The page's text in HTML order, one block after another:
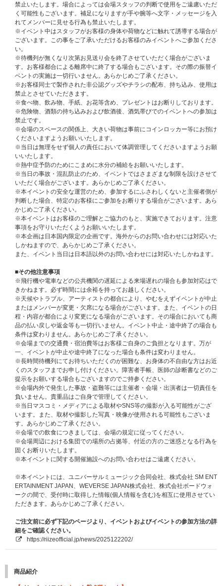
で登録し当選されても、お子様や別名義の方が参加することはできません。
＜応募注意事項＞
※UNIVERSAL MUSIC STOREでご購入の方は注文時にご登録いただいてい
る「会員情報」がご本人様情報になります。ご注文者様情報とお届け先の情
報が異なる場合はご注意ください。
※ご注文・ご登録の際に入力するお名前は＜必ず日本語(漢字・ひらがな・
カタカナ)＞にてご入力ください。
ただし、お名前が、英ローマ字の場合は、英ローマ字にてご入力ください。
それ以外の言語でのご入力はイベント応募対象外になります。ご注意くださ
い。
また、お名前が日本語(漢字・ひらがな・カタカナ)にも関わらず、英ローマ
字にてご入力された場合は、落選対象になる可能性がございます。
※ご購入の際、イベントに参加を希望されるご本人様のお名前で必ずご入力
ください。
※ご注文完了後の登録情報の変更はいかなる理由でもお断りいたしますの
で、ご登録の際はご注意ください。各ストアの登録情報の住所と身分証明書
の住所が異なる場合はイベントにご参加いただけない場合がございます。
■当選発表
※当選発表は応募期間内に該当イベント応募専用の商品をご購入いただいた
お客様を対象に抽選を行い、UNIVERSAL MUSIC STOREはマイページにて
「当選」をお知らせいたします。
※当選発表は当選者様にのみご連絡させていただきます。落選の場合はご案
内いたしませんので、あらかじめご了承ください。
※当選案内のマイページ通知は、イベント終了時まで大切に保管してくださ
い。
※当選発表のマイページ通知は目安時間になり、前後する可能性がございま
す。
のでご注意ください。
マイページ通知についてはこちら
※メンバー全員お見送り会の参加方法などの詳細は後日ticket boardよりメ
ールにてご案内する予定です。必ずご確認いただけますようお願いいたしま
す。
■メンバー全員お見送り会応募対象商品
All of You【メンバー全員お見送り会応募商品】
※ご購入時に「メンバー全員お見送り会応募商品」と記載のある商品を選ん
でご購入ください。通常商品をご購入いただいても応募抽選の対象にはなり
ません。
※販売ストアにて対象商品のいずれか1枚または1セットご予約(ご決済完了)
と同時に自動エントリーとなり、お客様から別途お申し込み作業は必要ござ
いません。
※CD1枚の購入で1回のご応募となり、購入回数、応募回数の制限はござい
ません。おひとり様何回でもご購入、ご応募いただけます。
※セット商品をご購入の場合は枚数分に応じた応募回数となります。(例：6
種セットご購入場合6回分の応募権利となります)
※各回の締切間近などの時間帯によっては､応募画面に繋がりにくい場合が
ございます｡余裕を持ってご応募ください｡
なります。
■ご本人様確認について
メンバー全員お見送り会当日は、当選者受付にてご本人確認を行います。
必ず『主催者が指定する顔写真付きの指定身分証明書』をご用意ください。
※ご本人様確認に必要な下記の『主催者が指定する顔写真付きの身分証明
書』､およびイベントに関する注意事項を必ず事前にご確認ください｡ご確認
がございます。
※ご本人様確認の際、口頭にて詳細にご本人様確認をさせていただく場合が
禁止いたします。場合によっては会場スタッフの判断で使用をご遠慮いただ
く可能性もございます。補足になりますが手や腕等へ文字・メッセージを入
れてメンバーに見せる行為も禁止いたします。
※イベント中はスタッフがお客様の身体や荷物などに触れて誘導する場合が
ございます。この事をご了承いただけるお客様のみイベントへご参加くださ
い。
※待機列が無くなり次第お見送り会を終了させていただく場合がございま
す。お客様都合による離席中に終了する場合もございます。その際の振替イ
ベントの実施は一切行いません。あらかじめご了承ください。
※お客様同士で製作された非公認グッズやチラシの配布、持ち込み、使用は
禁止とさせていただきます。
※食べ物、飲み物、手紙、お花等含め、プレゼントはお断りしております。
※危険物、酒類の持ち込みおよび飲酒後、酒気帯びでのイベントへの参加は
禁止です。
※会場のスペースの関係上、大きい荷物は事前にコインロッカー等にお預け
くださいますようお願いいたします。
※当日は無理をせず個人の責任において体調管理してくださいますようお願
いいたします。
※熱中症予防のためにこまめに水分の補給をお願いいたします。
※当日の事故・混乱防止のため、イベントではさまざまな制限を設けさせて
いただく場合がございます。あらかじめご了承ください。
※本イベントの安全な運営のため、参加するにふさわしくないと主催者側が
判断した場合、特定のお客様にご参加をお断りする場合がございます。あら
かじめご了承ください。
※本イベントはお客様のご理解とご協力のもと、実施できております。注意
事項をお守りいただくようお願いいたします。
※本企画は日本国内限定の企画です。海外からのお問い合わせには対応いた
しかねますので、あらかじめご了承ください。
また、イベント当日は日本語以外のお問い合わせには対応いたしかねます。
■その他注意事項
※飛行機や電車などの公共機関の遅延による来場遅れの場合も参加対応はで
きかねます。必ず時間には余裕を持ってお越しください。
※天候やトラブル、アーティストの都合により、やむをえずイベントが中止
またはメンバーが変更・欠席になる場合がございます。また、イベントの日
程・内容が都合により変更になる場合がございます。その場合においても商
品の払い戻しや返金等も一切行いません。イベント中止・途中終了の場合も
条件は変わりません。あらかじめご了承ください。
※会場までの交通費・宿泊費等はお客様ご自身のご負担となります。万が
一、イベントが中止や途中終了になった場合も条件は変わりません。
※長時間待機列にてお待ちいただくのが困難な、お身体の不自由な方はお近
くのスタッフまでお申し付けください。障害者手帳、医師の診断書などのご
提示をお願いする場合もございますのでご持参ください。
※会場内外で発生した事故・盗難等には主催者・会場・出演者は一切責任を
負いません。貴重品はご自身で管理してください。
※当日マスコミ・メディアによる取材やSNS等の撮影が入る可能性がござ
います。また、取材や撮影した写真・映像が使用される可能性もございま
す。あらかじめご了承ください。
※会場での飲食につきましては、会場の規定に従ってください。
※会場周辺における集団での場所の占拠等、付近の方のご迷惑となる行為を
固くお断りいたします。
※本イベントに関する開催施設へのお問い合わせはご遠慮ください。
※本イベントには、ユニバーサルミュージック合同会社、株式会社 SM ENT
ERTAINMENT JAPAN、WEVERSE JAPAN株式会社、株式会社ボードウォ
ークの間で、受付時に取得した情報(個人情報を含む)を相互に使用させてい
ただきます。あらかじめご了承ください。
ご注文前に必ず下記のページより、イベントおよびイベントの参加方法の詳
細をご確認ください。
https://riizeofficial.jp/news/2025122202/
商品紹介